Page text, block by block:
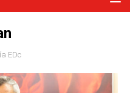
EDc